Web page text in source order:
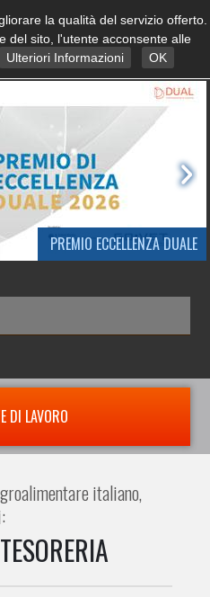
PREMIO ECCELLENZA DUALE
DI LAVORO
italiano,
la qualità del servizio offerto.
del sito, l'utente acconsente alle
Ulteriori Informazioni OK